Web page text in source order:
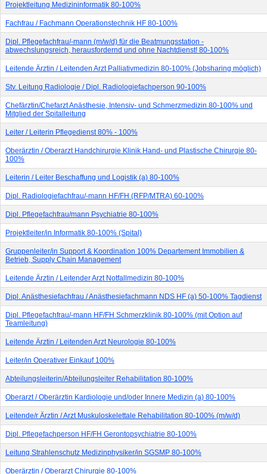
Projektleitung Medizininformatik 80-100%
Fachfrau / Fachmann Operationstechnik HF 80-100%
Dipl. Pflegefachfrau/-mann (m/w/d) für die Beatmungsstation -
abwechslungsreich, herausfordernd und ohne Nachtdienst! 80-100%
Leitende Ärztin / Leitenden Arzt Palliativmedizin 80-100% (Jobsharing möglich)
Stv. Leitung Radiologie / Dipl. Radiologiefachperson 90-100%
Chefärztin/Chefarzt Anästhesie, Intensiv- und Schmerzmedizin 80-100% und
Mitglied der Spitalleitung
Leiter / Leiterin Pflegedienst 80% - 100%
Oberärztin / Oberarzt Handchirurgie Klinik Hand- und Plastische Chirurgie 80-
100%
Leiterin / Leiter Beschaffung und Logistik (a) 80-100%
Dipl. Radiologiefachfrau/-mann HF/FH (RFP/MTRA) 60-100%
Dipl. Pflegefachfrau/mann Psychiatrie 80-100%
Projektleiter/in Informatik 80-100% (Spital)
Gruppenleiter/in Support & Koordination 100% Departement Immobilien &
Betrieb, Supply Chain Management
Leitende Ärztin / Leitender Arzt Notfallmedizin 80-100%
Dipl. Anästhesiefachfrau / Anästhesiefachmann NDS HF (a) 50-100% Tagdienst
Dipl. Pflegefachfrau/-mann HF/FH Schmerzklinik 80-100% (mit Option auf
Teamleitung)
Leitende Ärztin / Leitenden Arzt Neurologie 80-100%
Leiter/in Operativer Einkauf 100%
Abteilungsleiterin/Abteilungsleiter Rehabilitation 80-100%
Oberarzt / Oberärztin Kardiologie und/oder Innere Medizin (a) 80-100%
Leitende/r Ärztin / Arzt Muskuloskelettale Rehabilitation 80-100% (m/w/d)
Dipl. Pflegefachperson HF/FH Gerontopsychiatrie 80-100%
Leitung Strahlenschutz Medizinphysiker/in SGSMP 80-100%
Oberärztin / Oberarzt Chirurgie 80-100%